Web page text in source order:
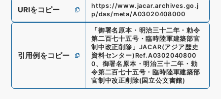
URIをコピー
https://www.jacar.archives.go.j
p/das/meta/A03020408000
引用例をコピー
「 御署名原本・明治三十二年・勅令
第二百七十五号・臨時陸軍建築部官
制中改正削除 」 JACAR(アジア歴史
資料センター) Ref.A0302040800
0、 御署名原本・明治三十二年・勅
令第二百七十五号・臨時陸軍建築部
官制中改正削除(国立公文書館)